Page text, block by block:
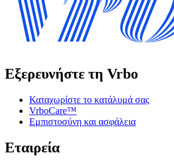
Εξερευνήστε τη Vrbo
Καταχωρίστε το κατάλυμά σας
VrboCare™
Εμπιστοσύνη και ασφάλεια
Εταιρεία